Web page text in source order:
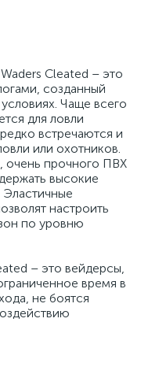
Cleated – это
созданный
Чаще всего
для ловли
встречаются и
или охотников.
очень прочного ПВХ
высокие
Эластичные
настроить
по уровню
– это вейдерсы,
время в
не боятся